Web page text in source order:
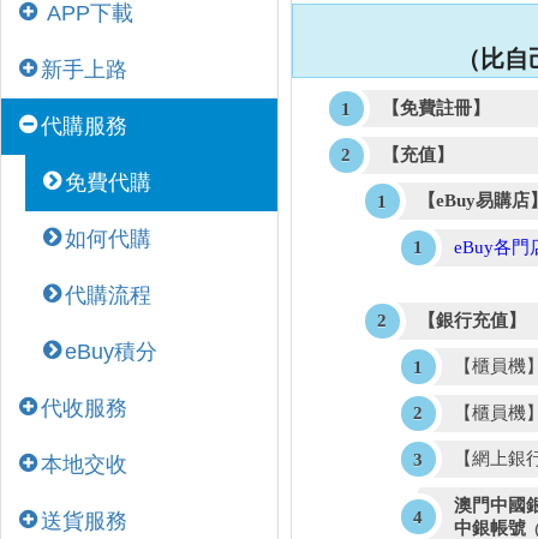
APP下載
新手上路
代購服務
免費代購
如何代購
代購流程
eBuy積分
代收服務
本地交收
送貨服務
（比
【免費註冊】
【充值】
【eBuy易購店
eBuy各門
【銀行充值】
【櫃員機
【櫃員
【網上銀
澳門中國
中銀帳號